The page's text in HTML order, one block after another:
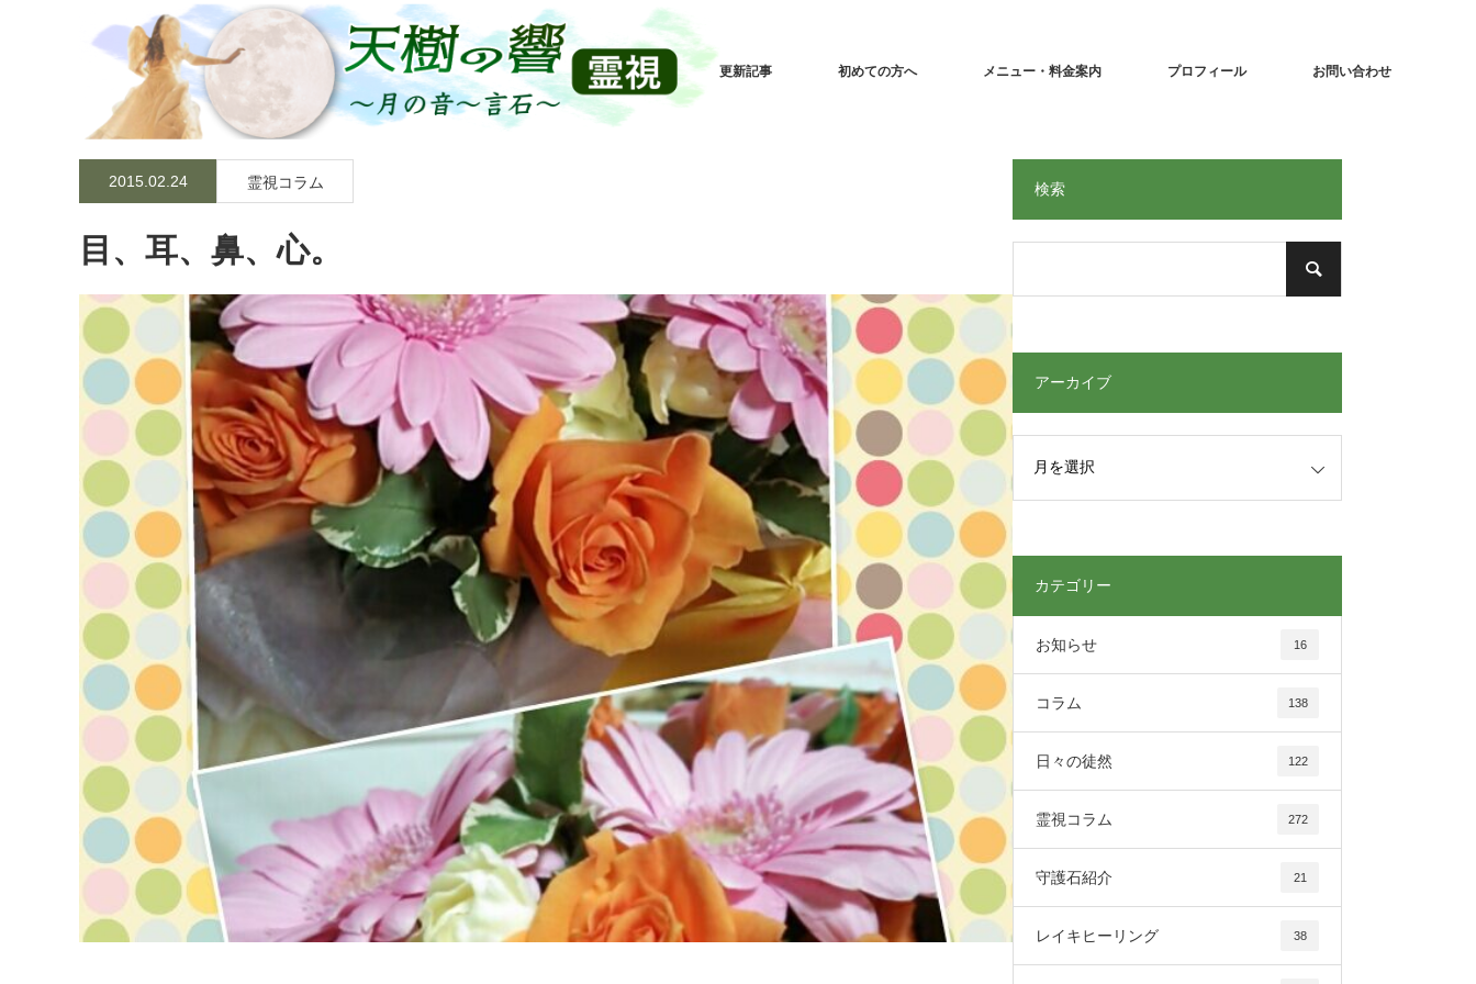
更新記事 初めての方へ メニュー・料金案内 プロフィール お問い合わせ
2015.02.24 霊視コラム
目、耳、鼻、心。
検索
アーカイブ
カテゴリー
お知らせ 16
コラム 138
日々の徒然 122
霊視コラム 272
守護石紹介 21
レイキヒーリング 38